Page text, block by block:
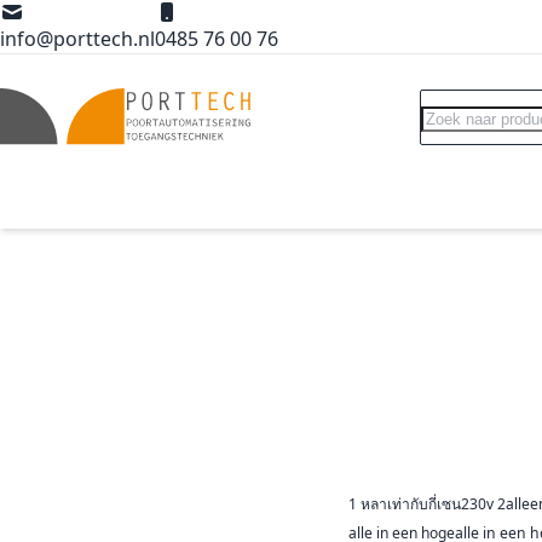
Ga naar de inhoud
info@porttech.nl0485 76 00 76
Search
1 หลาเท่ากับกี่เซน230v 2
alle in een hogealle in een